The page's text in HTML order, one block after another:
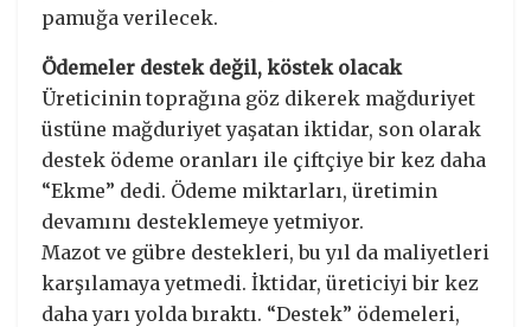
pamuğa verilecek.
Ödemeler destek değil, köstek olacak
Üreticinin toprağına göz dikerek mağduriyet
üstüne mağduriyet yaşatan iktidar, son olarak
destek ödeme oranları ile çiftçiye bir kez daha
“Ekme” dedi. Ödeme miktarları, üretimin
devamını desteklemeye yetmiyor.
Mazot ve gübre destekleri, bu yıl da maliyetleri
karşılamaya yetmedi. İktidar, üreticiyi bir kez
daha yarı yolda bıraktı. “Destek” ödemeleri,